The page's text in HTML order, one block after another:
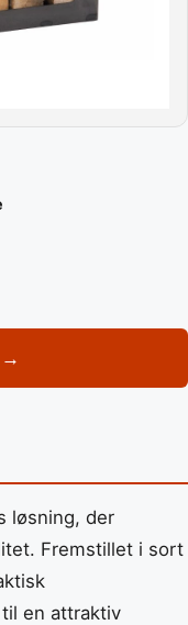
→
løsning, der
Fremstillet i sort
en attraktiv